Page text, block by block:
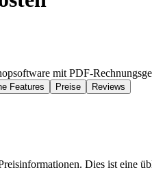
mit PDF-
Features Preise Reviews
Dies ist eine